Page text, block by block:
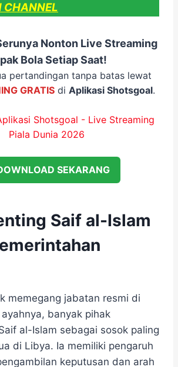
CHANNEL
Nonton Live Streaming
Bola Setiap Saat!
pertandingan tanpa batas lewat
GRATIS di Aplikasi Shotsgoal.
SEKARANG
Saif al-Islam
memegang jabatan resmi di
banyak pihak
al-Islam sebagai sosok paling
di Libya. Ia memiliki pengaruh
keputusan dan arah